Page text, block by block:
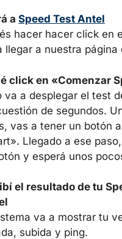
a Speed Test Antel
hacer hacer click en
llegar a nuestra página
click en «Comenzar
va a desplegar el test
de segundos.
vas a tener un botón
Llegado a ese
y esperá unos
el resultado de tu
va a mostrar tu
subida y ping.